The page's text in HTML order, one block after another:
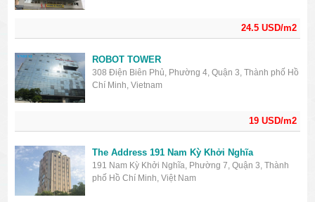
24.5 USD/m2
19 USD/m2
ROBOT TOWER
308 Điện Biên Phủ, Phường 4, Quận 3, Thành phố Hồ
Chí Minh, Vietnam
The Address 191 Nam Kỳ Khởi Nghĩa
191 Nam Kỳ Khởi Nghĩa, Phường 7, Quận 3, Thành
phố Hồ Chí Minh, Việt Nam